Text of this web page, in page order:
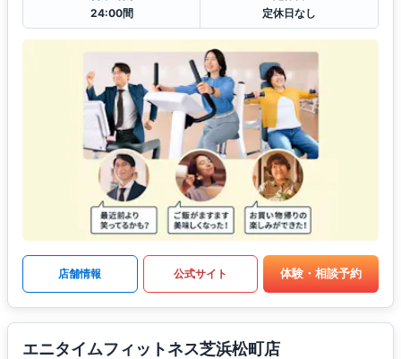
24:00間
定休日なし
店舗情報 公式サイト 体験・相談予約
エニタイムフィットネス芝浜松町店